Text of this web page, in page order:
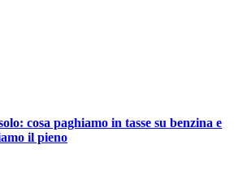
cosa paghiamo in tasse su benzina e
il pieno